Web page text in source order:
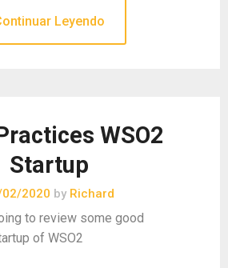
Leyendo
WSO2
Startup
2020 by Richard
to review some good
of WSO2